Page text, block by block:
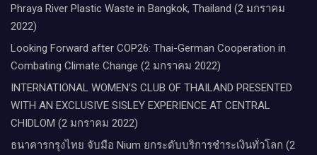
Phraya River Plastic Waste in Bangkok, Thailand (2 มกราคม
2022)
Looking Forward after COP26: Thai-German Cooperation in
Combating Climate Change (2 มกราคม 2022)
INTERNATIONAL WOMEN’S CLUB OF THAILAND PRESENTED
WITH AN EXCLUSIVE SISLEY EXPERIENCE AT CENTRAL
CHIDLOM (2 มกราคม 2022)
ธนาคารกรุงไทย จับมือ Nium ยกระดับบริการชำระเงินทั่วโลก (2